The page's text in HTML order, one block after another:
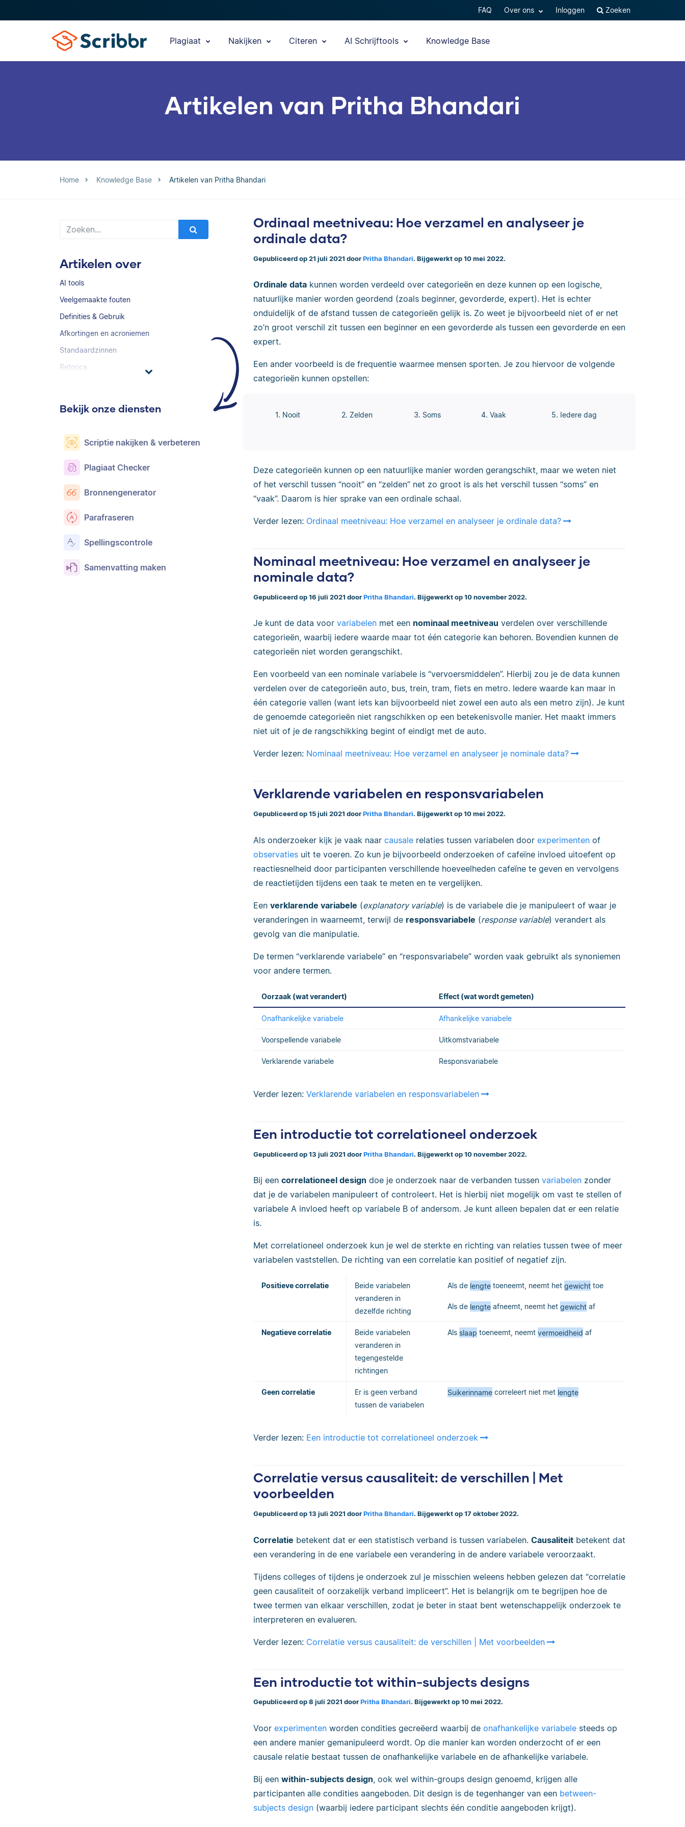
FAQ Over ons Inloggen Zoeken
Plagiaat Nakijken Citeren AI Schrijftools Knowledge Base
Artikelen van Pritha Bhandari
Home Knowledge Base Artikelen van Pritha Bhandari
Artikelen over
AI tools
Veelgemaakte fouten
Definities & Gebruik
Afkortingen en acroniemen
Standaardzinnen
Retorica
Bekijk onze diensten
Scriptie nakijken & verbeteren
Plagiaat Checker
Bronnengenerator
Parafraseren
Spellingscontrole
Samenvatting maken
Ordinaal meetniveau: Hoe verzamel en analyseer je
ordinale data?
Gepubliceerd op 21 juli 2021 door Pritha Bhandari. Bijgewerkt op 10 mei 2022.
Ordinale data kunnen worden verdeeld over categorieën en deze kunnen op een logische,
natuurlijke manier worden geordend (zoals beginner, gevorderde, expert). Het is echter
onduidelijk of de afstand tussen de categorieën gelijk is. Zo weet je bijvoorbeeld niet of er net
zo’n groot verschil zit tussen een beginner en een gevorderde als tussen een gevorderde en een
expert.
Een ander voorbeeld is de frequentie waarmee mensen sporten. Je zou hiervoor de volgende
categorieën kunnen opstellen:
1. Nooit 2. Zelden 3. Soms 4. Vaak 5. Iedere dag
Deze categorieën kunnen op een natuurlijke manier worden gerangschikt, maar we weten niet
of het verschil tussen “nooit” en “zelden” net zo groot is als het verschil tussen “soms” en
“vaak”. Daarom is hier sprake van een ordinale schaal.
Verder lezen: Ordinaal meetniveau: Hoe verzamel en analyseer je ordinale data?
Nominaal meetniveau: Hoe verzamel en analyseer je
nominale data?
Gepubliceerd op 16 juli 2021 door Pritha Bhandari. Bijgewerkt op 10 november 2022.
Je kunt de data voor variabelen met een nominaal meetniveau verdelen over verschillende
categorieën, waarbij iedere waarde maar tot één categorie kan behoren. Bovendien kunnen de
categorieën niet worden gerangschikt.
Een voorbeeld van een nominale variabele is “vervoersmiddelen”. Hierbij zou je de data kunnen
verdelen over de categorieën auto, bus, trein, tram, fiets en metro. Iedere waarde kan maar in
één categorie vallen (want iets kan bijvoorbeeld niet zowel een auto als een metro zijn). Je kunt
de genoemde categorieën niet rangschikken op een betekenisvolle manier. Het maakt immers
niet uit of je de rangschikking begint of eindigt met de auto.
Verder lezen: Nominaal meetniveau: Hoe verzamel en analyseer je nominale data?
Verklarende variabelen en responsvariabelen
Gepubliceerd op 15 juli 2021 door Pritha Bhandari. Bijgewerkt op 10 mei 2022.
Als onderzoeker kijk je vaak naar causale relaties tussen variabelen door experimenten of
observaties uit te voeren. Zo kun je bijvoorbeeld onderzoeken of cafeïne invloed uitoefent op
reactiesnelheid door participanten verschillende hoeveelheden cafeïne te geven en vervolgens
de reactietijden tijdens een taak te meten en te vergelijken.
Een verklarende variabele (explanatory variable) is de variabele die je manipuleert of waar je
veranderingen in waarneemt, terwijl de responsvariabele (response variable) verandert als
gevolg van die manipulatie.
De termen “verklarende variabele” en “responsvariabele” worden vaak gebruikt als synoniemen
voor andere termen.
Oorzaak (wat verandert) Effect (wat wordt gemeten)
Onafhankelijke variabele Afhankelijke variabele
Voorspellende variabele Uitkomstvariabele
Verklarende variabele Responsvariabele
Verder lezen: Verklarende variabelen en responsvariabelen
Een introductie tot correlationeel onderzoek
Gepubliceerd op 13 juli 2021 door Pritha Bhandari. Bijgewerkt op 10 november 2022.
Bij een correlationeel design doe je onderzoek naar de verbanden tussen variabelen zonder
dat je de variabelen manipuleert of controleert. Het is hierbij niet mogelijk om vast te stellen of
variabele A invloed heeft op variabele B of andersom. Je kunt alleen bepalen dat er een relatie
is.
Met correlationeel onderzoek kun je wel de sterkte en richting van relaties tussen twee of meer
variabelen vaststellen. De richting van een correlatie kan positief of negatief zijn.
Positieve correlatie
Beide variabelen
veranderen in
dezelfde richting
Als de lengte toeneemt, neemt het gewicht toe
Als de lengte afneemt, neemt het gewicht af
Negatieve correlatie
Beide variabelen
veranderen in
tegengestelde
richtingen
Als slaap toeneemt, neemt vermoeidheid af
Geen correlatie
Er is geen verband
tussen de variabelen
Suikerinname correleert niet met lengte
Verder lezen: Een introductie tot correlationeel onderzoek
Correlatie versus causaliteit: de verschillen | Met
voorbeelden
Gepubliceerd op 13 juli 2021 door Pritha Bhandari. Bijgewerkt op 17 oktober 2022.
Correlatie betekent dat er een statistisch verband is tussen variabelen. Causaliteit betekent dat
een verandering in de ene variabele een verandering in de andere variabele veroorzaakt.
Tijdens colleges of tijdens je onderzoek zul je misschien weleens hebben gelezen dat “correlatie
geen causaliteit of oorzakelijk verband impliceert”. Het is belangrijk om te begrijpen hoe de
twee termen van elkaar verschillen, zodat je beter in staat bent wetenschappelijk onderzoek te
interpreteren en evalueren.
Verder lezen: Correlatie versus causaliteit: de verschillen | Met voorbeelden
Een introductie tot within-subjects designs
Gepubliceerd op 8 juli 2021 door Pritha Bhandari. Bijgewerkt op 10 mei 2022.
Voor experimenten worden condities gecreëerd waarbij de onafhankelijke variabele steeds op
een andere manier gemanipuleerd wordt. Op die manier kan worden onderzocht of er een
causale relatie bestaat tussen de onafhankelijke variabele en de afhankelijke variabele.
Bij een within-subjects design , ook wel within-groups design genoemd, krijgen alle
participanten alle condities aangeboden. Dit design is de tegenhanger van een between-
subjects design (waarbij iedere participant slechts één conditie aangeboden krijgt).